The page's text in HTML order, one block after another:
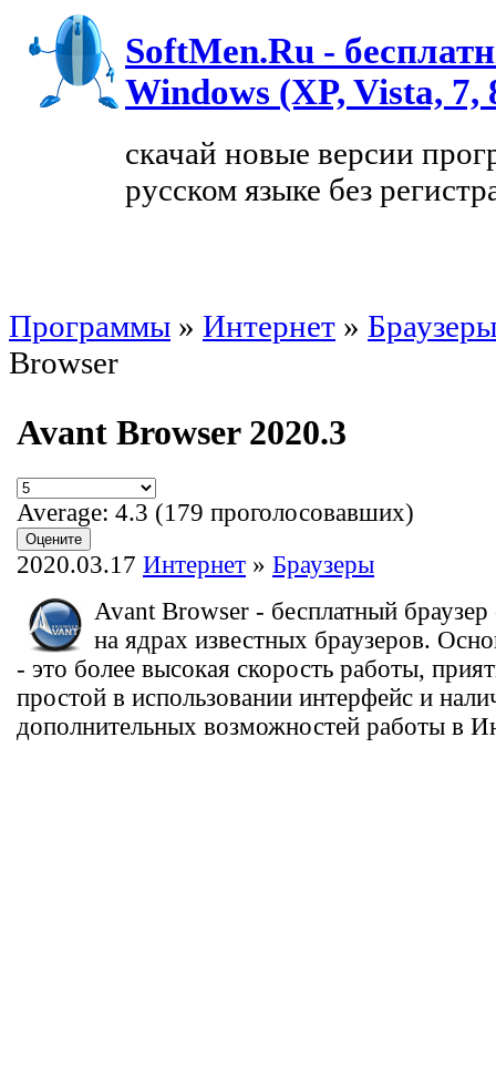
SoftMen.Ru -
Windows (XP, Vista, 7,
скачай новые версии
русском языке без
Программы » Интернет » Браузеры
Browser
Avant Browser 2020.3
Average: 4.3 (179 проголосовавших)
2020.03.17 Интернет » Браузеры
Avant Browser - бесплатный
на ядрах известных браузеров.
- это более высокая скорость работы,
простой в использовании интерфейс и
дополнительных возможностей работы в